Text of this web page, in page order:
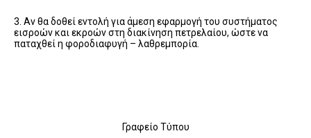
3. Αν θα δοθεί εντολή για άμεση εφαρμογή του συστήματος
εισροών και εκροών στη διακίνηση πετρελαίου, ώστε να
παταχθεί η φοροδιαφυγή – λαθρεμπορία.
Γραφείο Τύπου